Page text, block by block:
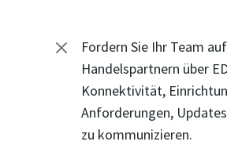
M
Fordern Sie Ihr Team
Handelspartnern über
Konnektivität,
Anforderungen,
zu kommunizieren.